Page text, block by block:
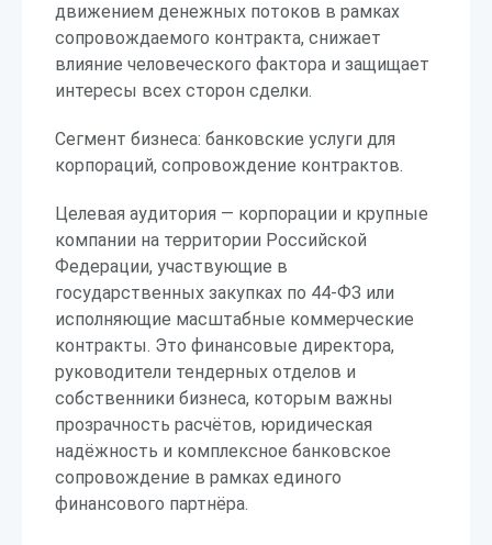
движением денежных потоков в рамках
сопровождаемого контракта, снижает
влияние человеческого фактора и защищает
интересы всех сторон сделки.
Сегмент бизнеса: банковские услуги для
корпораций, сопровождение контрактов.
Целевая аудитория — корпорации и крупные
компании на территории Российской
Федерации, участвующие в
государственных закупках по 44-ФЗ или
исполняющие масштабные коммерческие
контракты. Это финансовые директора,
руководители тендерных отделов и
собственники бизнеса, которым важны
прозрачность расчётов, юридическая
надёжность и комплексное банковское
сопровождение в рамках единого
финансового партнёра.